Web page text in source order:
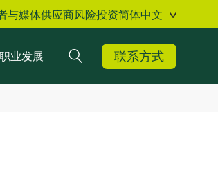
与媒体供应商风险投资简体中文
职业发展 搜索 联系方式